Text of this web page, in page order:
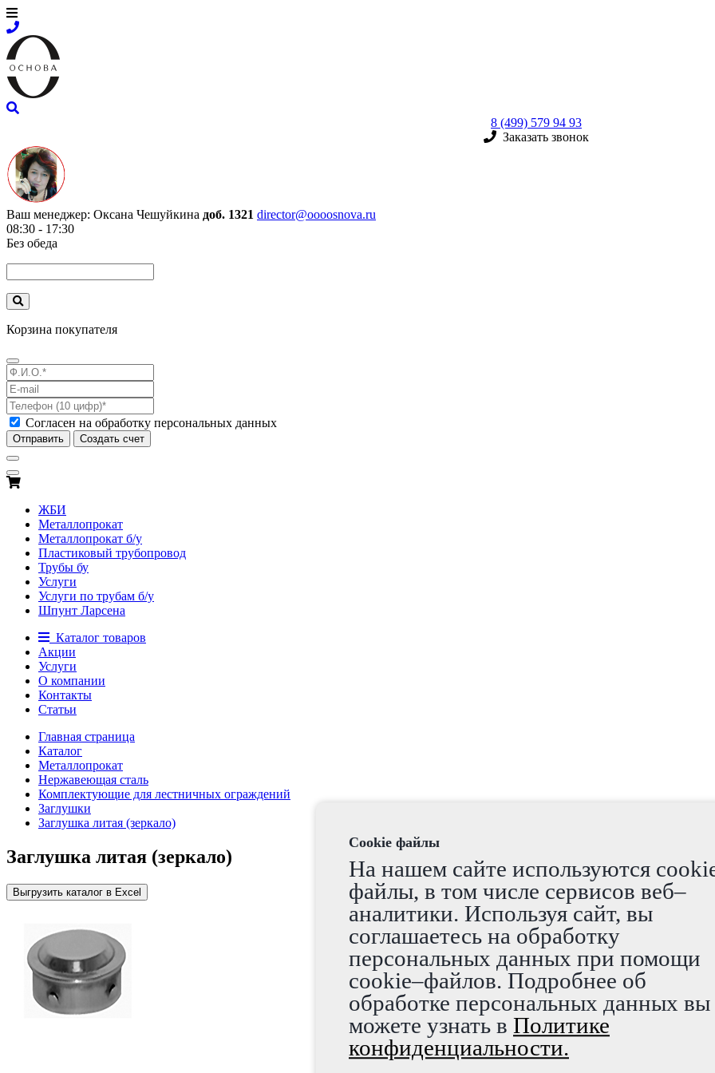
8 (499) 579 94 93
Заказать звонок
Ваш менеджер: Оксана Чешуйкина доб. 1321 director@oooosnova.ru
08:30 - 17:30
Без обеда
Корзина покупателя
Согласен на обработку персональных данных
Отправить Создать счет
ЖБИ
Металлопрокат
Металлопрокат б/у
Пластиковый трубопровод
Трубы бу
Услуги
Услуги по трубам б/у
Шпунт Ларсена
Каталог товаров
Акции
Услуги
О компании
Контакты
Статьи
Главная страница
Каталог
Металлопрокат
Нержавеющая сталь
Комплектующие для лестничных ограждений
Заглушки
Заглушка литая (зеркало)
Заглушка литая (зеркало)
Выгрузить каталог в Excel
Cookie файлы
На нашем сайте используются
файлы, в том числе сервисов веб–
аналитики. Используя сайт, вы
соглашаетесь на обработку
персональных данных при помощи
cookie–файлов. Подробнее об
обработке персональных данных вы
можете узнать в Политике
конфиденциальности.